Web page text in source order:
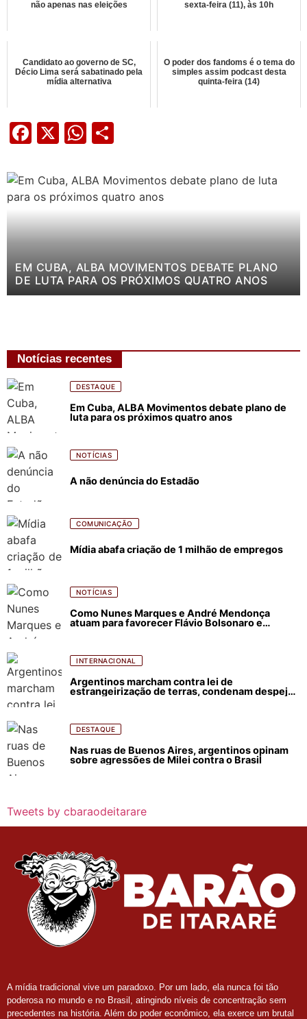
não apenas nas eleições sexta-feira (11), às 10h
Candidato ao governo de SC,
Décio Lima será sabatinado pela
mídia alternativa
O poder dos fandoms é o tema do
simples assim podcast desta
quinta-feira (14)
Facebook
X WhatsApp
EM CUBA, ALBA MOVIMENTOS DEBATE PLANO
DE LUTA PARA OS PRÓXIMOS QUATRO ANOS
Notícias recentes
DESTAQUE
Em Cuba, ALBA Movimentos debate plano de
luta para os próximos quatro anos
NOTÍCIAS
A não denúncia do Estadão
COMUNICAÇÃO
Mídia abafa criação de 1 milhão de empregos
NOTÍCIAS
Como Nunes Marques e André Mendonça
atuam para favorecer Flávio Bolsonaro e
INTERNACIONAL
Argentinos marcham contra lei de
estrangeirização de terras, condenam despejos
DESTAQUE
Nas ruas de Buenos Aires, argentinos opinam
sobre agressões de Milei contra o Brasil
Tweets by cbaraodeitarare
A mídia tradicional vive um paradoxo. Por um lado, ela nunca foi tão
poderosa no mundo e no Brasil, atingindo níveis de concentração sem
precedentes na história. Além do poder econômico, ela exerce um brutal